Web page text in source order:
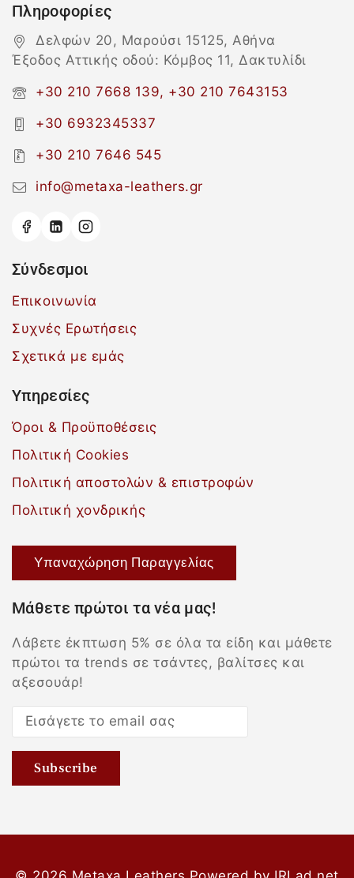
Πληροφορίες
Δελφών 20, Μαρούσι 15125, Αθήνα
Έξοδος Αττικής οδού: Κόμβος 11, Δακτυλίδι
+30 210 7668 139, +30 210 7643153
+30 6932345337
+30 210 7646 545
info@metaxa-leathers.gr
Σύνδεσμοι
Επικοινωνία
Συχνές Ερωτήσεις
Σχετικά με εμάς
Υπηρεσίες
Όροι & Προϋποθέσεις
Πολιτική Cookies
Πολιτική αποστολών & επιστροφών
Πολιτική χονδρικής
Υπαναχώρηση Παραγγελίας
Μάθετε πρώτοι τα νέα μας!
Λάβετε έκπτωση 5% σε όλα τα είδη και μάθετε
πρώτοι τα trends σε τσάντες, βαλίτσες και
αξεσουάρ!